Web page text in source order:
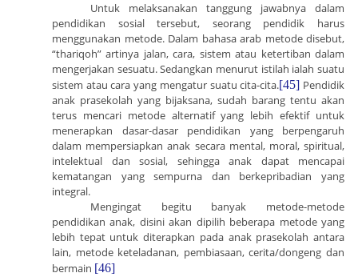
Untuk melaksanakan tanggung jawabnya dalam
pendidikan sosial tersebut, seorang pendidik harus
menggunakan metode. Dalam bahasa arab metode disebut,
“thariqoh” artinya jalan, cara, sistem atau ketertiban dalam
mengerjakan sesuatu. Sedangkan menurut istilah ialah suatu
sistem atau cara yang mengatur suatu cita-cita.[45] Pendidik
anak prasekolah yang bijaksana, sudah barang tentu akan
terus mencari metode alternatif yang lebih efektif untuk
menerapkan dasar-dasar pendidikan yang berpengaruh
dalam mempersiapkan anak secara mental, moral, spiritual,
intelektual dan sosial, sehingga anak dapat mencapai
kematangan yang sempurna dan berkepribadian yang
integral.
Mengingat begitu banyak metode-metode
pendidikan anak, disini akan dipilih beberapa metode yang
lebih tepat untuk diterapkan pada anak prasekolah antara
lain, metode keteladanan, pembiasaan, cerita/dongeng dan
bermain [46]